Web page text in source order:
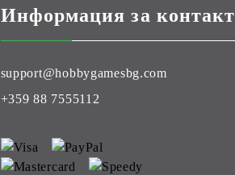
Информация за контакт
support@hobbygamesbg.com
+359 88 7555112